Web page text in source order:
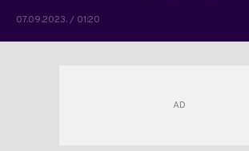
07.09.2023. / 01:20